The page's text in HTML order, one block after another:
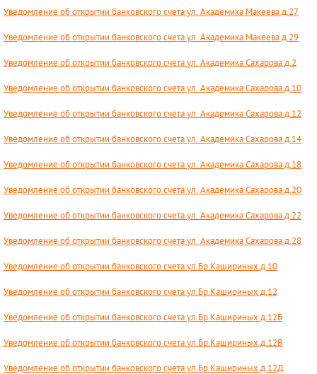
Уведомление об открытии банковского счета ул. Академика Макеева д.27
Уведомление об открытии банковского счета ул. Академика Макеева д.29
Уведомление об открытии банковского счета ул. Академика Сахарова д.2
Уведомление об открытии банковского счета ул. Академика Сахарова д.10
Уведомление об открытии банковского счета ул. Академика Сахарова д.12
Уведомление об открытии банковского счета ул. Академика Сахарова д.14
Уведомление об открытии банковского счета ул. Академика Сахарова д.18
Уведомление об открытии банковского счета ул. Академика Сахарова д.20
Уведомление об открытии банковского счета ул. Академика Сахарова д.22
Уведомление об открытии банковского счета ул. Академика Сахарова д.28
Уведомление об открытии банковского счета ул.Бр.Кашириных д.10
Уведомление об открытии банковского счета ул.Бр.Кашириных д.12
Уведомление об открытии банковского счета ул.Бр.Кашириных д.12Б
Уведомление об открытии банковского счета ул.Бр.Кашириных д.12В
Уведомление об открытии банковского счета ул.Бр.Кашириных д.12Д